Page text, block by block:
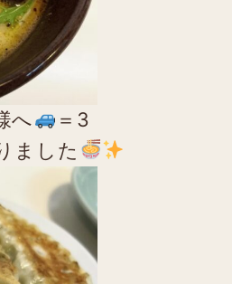
へ
＝3
ました